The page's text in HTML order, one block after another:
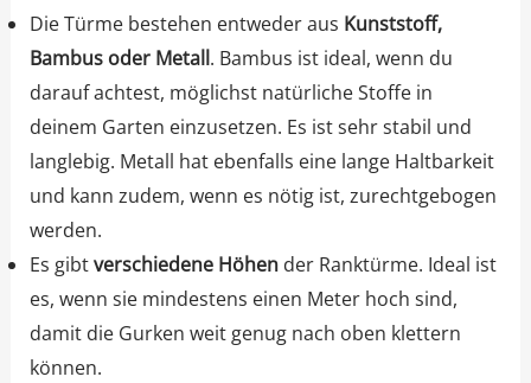
Die Türme bestehen entweder aus Kunststoff,
Bambus oder Metall. Bambus ist ideal, wenn du
darauf achtest, möglichst natürliche Stoffe in
deinem Garten einzusetzen. Es ist sehr stabil und
langlebig. Metall hat ebenfalls eine lange Haltbarkeit
und kann zudem, wenn es nötig ist, zurechtgebogen
werden.
Es gibtverschiedene Höhender Ranktürme. Ideal ist
es, wenn sie mindestens einen Meter hoch sind,
damit die Gurken weit genug nach oben klettern
können.